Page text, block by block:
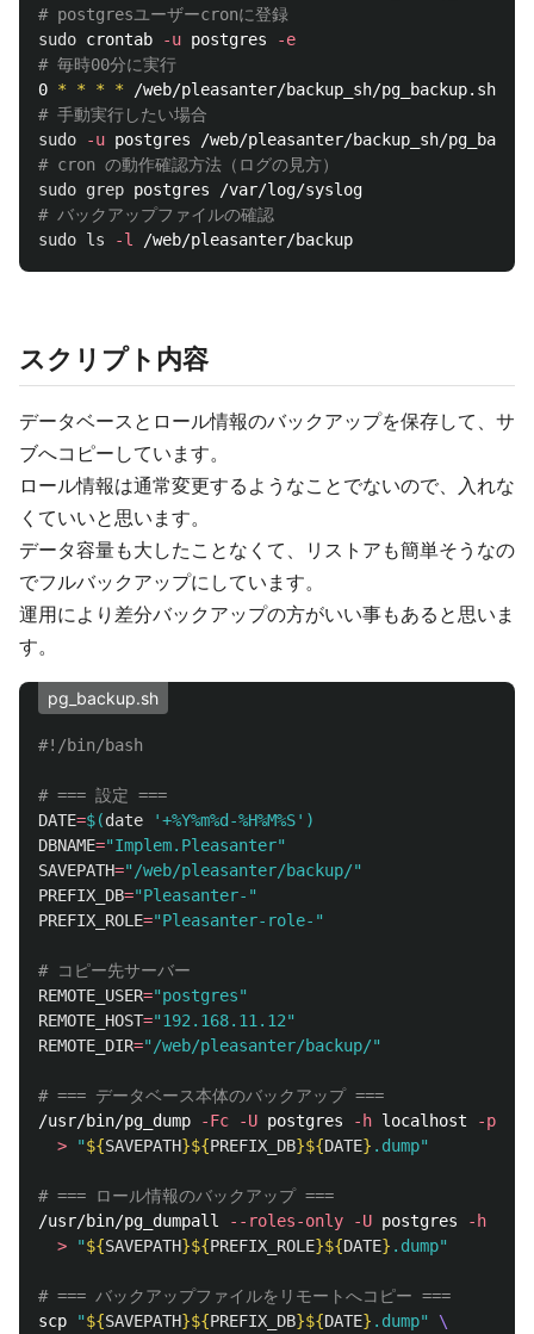
# postgresユーザーcronに登録
sudo crontab -u postgres
-e
# 毎時00分に実行
0 * * * *
# 手動実行したい場合
sudo
-u
# cron の動作確認方法（ログの見方）
sudo grep
# バックアップファイルの確認
sudo ls
-l
スクリプト内容
データベースとロール情報のバックアップを保存して、サ
ブへコピーしています。
ロール情報は通常変更するようなことでないので、入れな
くていいと思います。
データ容量も大したことなくて、リストアも簡単そうなの
でフルバックアップにしています。
運用により差分バックアップの方がいい事もあると思いま
す。
pg_backup.sh
#!/bin/bash
# === 設定 ===
DATE=$(date '+%Y%m%d-%H%M%S' )
DBNAME="Implem.Pleasanter"
SAVEPATH="/web/pleasanter/backup/"
PREFIX_DB="Pleasanter-"
PREFIX_ROLE="Pleasanter-role-"
# コピー先サーバー
REMOTE_USER="postgres"
REMOTE_HOST="192.168.11.12"
REMOTE_DIR="/web/pleasanter/backup/"
# === データベース本体のバックアップ ===
/usr/bin/pg_dump
-Fc -U postgres -h localhost -p
>
"${SAVEPATH}${PREFIX_DB}${DATE} .dump"
# === ロール情報のバックアップ ===
/usr/bin/pg_dumpall
--roles-only -U postgres -h
>
"${SAVEPATH}${PREFIX_ROLE}${DATE} .dump"
# === バックアップファイルをリモートへコピー ===
scp
"${SAVEPATH}${PREFIX_DB}${DATE} .dump" \